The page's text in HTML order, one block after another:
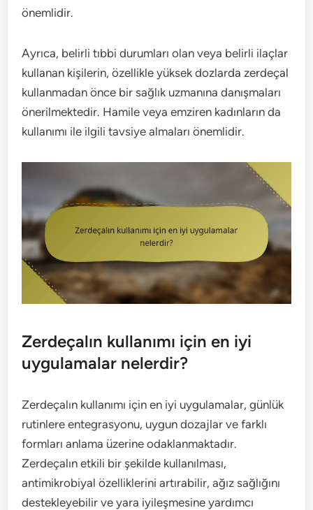
önemlidir.
Ayrıca, belirli tıbbi durumları olan veya belirli ilaçlar
kullanan kişilerin, özellikle yüksek dozlarda zerdeçal
kullanmadan önce bir sağlık uzmanına danışmaları
önerilmektedir. Hamile veya emziren kadınların da
kullanımı ile ilgili tavsiye almaları önemlidir.
Zerdeçalın kullanımı için en iyi
uygulamalar nelerdir?
Zerdeçalın kullanımı için en iyi uygulamalar, günlük
rutinlere entegrasyonu, uygun dozajlar ve farklı
formları anlama üzerine odaklanmaktadır.
Zerdeçalın etkili bir şekilde kullanılması,
antimikrobiyal özelliklerini artırabilir, ağız sağlığını
destekleyebilir ve yara iyileşmesine yardımcı